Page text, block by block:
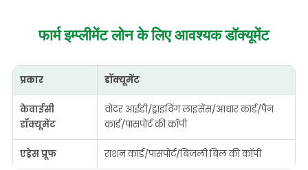
फार्म इम्प्लीमेंट लोनके लिए आवश्यक डॉक्यूमेंट
प्रकार डॉक्यूमेंट
केवाईसी
डॉक्यूमेंट
वोटर आईडी/ड्राइविंग लाइसेंस/आधार कार्ड/पैन
कार्ड/पासपोर्ट की कॉपी
एड्रेस प्रूफ राशन कार्ड/पासपोर्ट/बिजली बिल की कॉपी